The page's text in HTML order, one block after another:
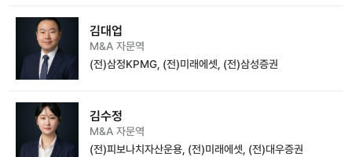
김대업
M&A 자문역
(전)삼정KPMG, (전)미래에셋, (전)삼성증권
김수정
M&A 자문역
(전)피보나치자산운용, (전)미래에셋, (전)대우증권